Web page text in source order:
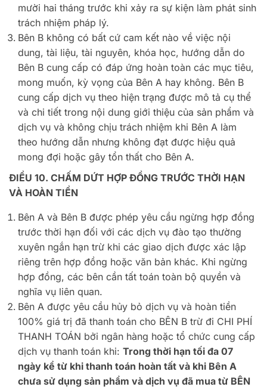
mười hai tháng trước khi xảy ra sự kiện làm phát sinh
trách nhiệm pháp lý.
Bên B không có bất cứ cam kết nào về việc nội
dung, tài liệu, tài nguyên, khóa học, hướng dẫn do
Bên B cung cấp có đáp ứng hoàn toàn các mục tiêu,
mong muốn, kỳ vọng của Bên A hay không. Bên B
cung cấp dịch vụ theo hiện trạng được mô tả cụ thể
và chi tiết trong nội dung giới thiệu của sản phẩm và
dịch vụ và không chịu trách nhiệm khi Bên A làm
theo hướng dẫn nhưng không đạt được hiệu quả
mong đợi hoặc gây tổn thất cho Bên A.
ĐIỀU 10. CHẤM DỨT HỢP ĐỒNG TRƯỚC THỜI HẠN
VÀ HOÀN TIỀN
Bên A và Bên B được phép yêu cầu ngừng hợp đồng
trước thời hạn đối với các dịch vụ đào tạo thường
xuyên ngắn hạn trừ khi các giao dịch được xác lập
riêng trên hợp đồng hoặc văn bản khác. Khi ngừng
hợp đồng, các bên cần tất toán toàn bộ quyền và
nghĩa vụ liên quan.
Bên A được yêu cầu hủy bỏ dịch vụ và hoàn tiền
100% giá trị đã thanh toán cho BÊN B trừ đi CHI PHÍ
THANH TOÁN bởi ngân hàng hoặc tổ chức cung cấp
dịch vụ thanh toán khi: Trong thời hạn tối đa 07
ngày kể từ khi thanh toán hoàn tất và khi Bên A
chưa sử dụng sản phẩm và dịch vụ đã mua từ BÊN